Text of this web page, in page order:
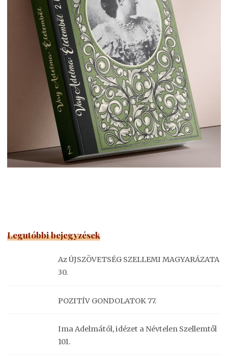
Legutóbbi bejegyzések
Az ÚJSZÖVETSÉG SZELLEMI MAGYARÁZATA
30.
POZITÍV GONDOLATOK 77.
Ima Adelmától, idézet a Névtelen Szellemtől
101.